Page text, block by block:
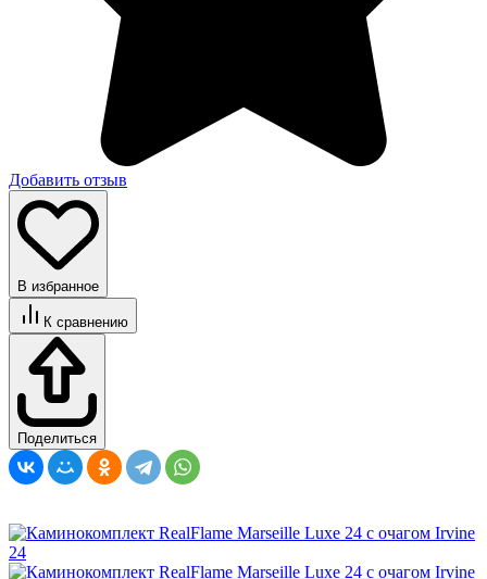
Добавить отзыв
В избранное
К сравнению
Поделиться